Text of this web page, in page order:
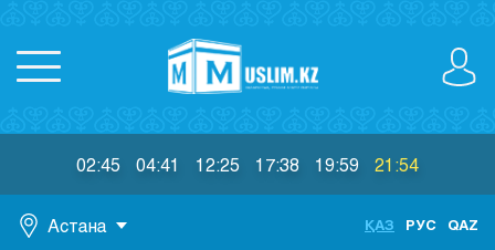
02:45 04:41 12:25 17:38 19:59 21:54
Астана ҚАЗ РУС QAZ